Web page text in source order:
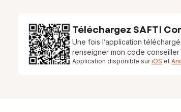
Téléchargez SAFTI
Une fois l’application
renseigner mon code conseiller
Application disponible suriOS et